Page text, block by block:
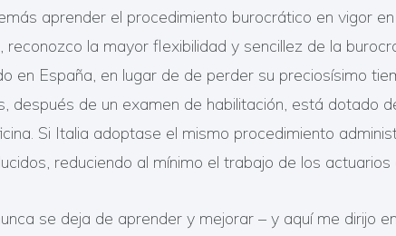
aprender el procedimiento burocrático en vigor
la mayor flexibilidad y sencillez de la
en España, en lugar de de perder su preciosísimo
después de un examen de habilitación, está dotado
Si Italia adoptase el mismo procedimiento
reduciendo al mínimo el trabajo de los actuarios
se deja de aprender y mejorar – y aquí me dirijo